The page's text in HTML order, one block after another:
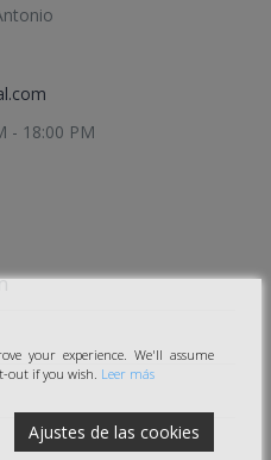
- 18:00 PM
your experience. We'll assume
if you wish. Leer más
Ajustes de las cookies